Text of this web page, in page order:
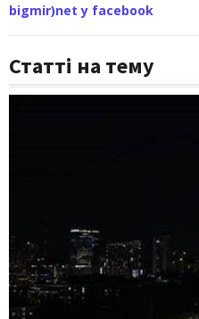
bigmir)net у facebook
Статті на тему